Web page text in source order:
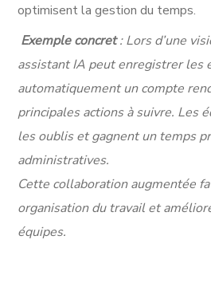
optimisent la gestion du temps.
Exemple concret: Lors d’une
assistant IA peut enregistrer les
automatiquement un compte
principales actions à suivre. Les
les oublis et gagnent un temps
administratives.
Cette collaboration augmentée
organisation du travail et
équipes.